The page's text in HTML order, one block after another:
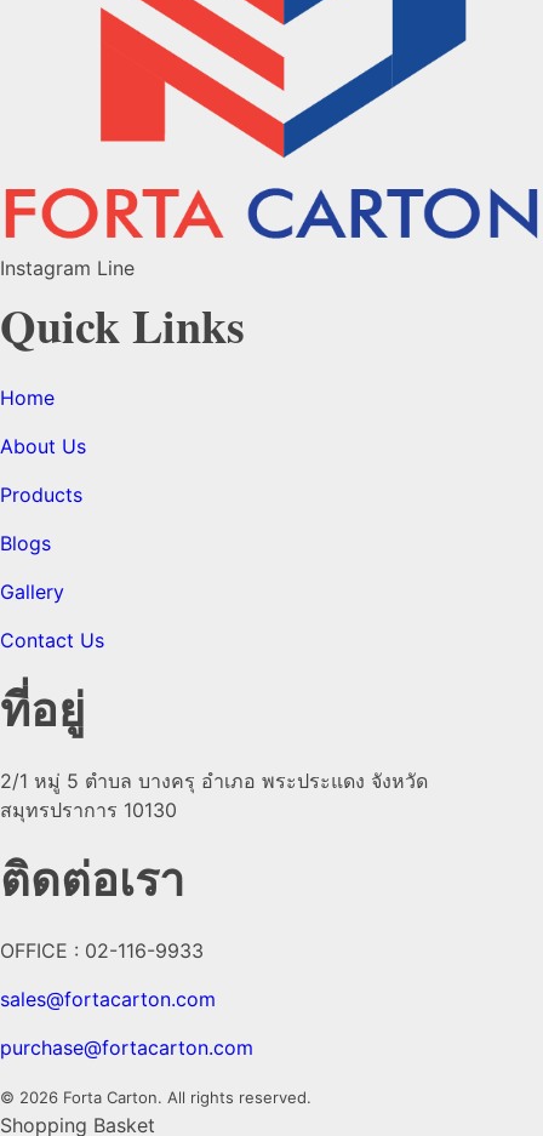
Instagram Line
Quick Links
Home
About Us
Products
Blogs
Gallery
Contact Us
ที่อยู่
2/1 หมู่ 5 ตำบล บางครุ อำเภอ พระประแดง จังหวัด
สมุทรปราการ 10130
ติดต่อเรา
OFFICE : 02-116-9933
sales@fortacarton.com
purchase@fortacarton.com
© 2026 Forta Carton. All rights reserved.
Shopping Basket